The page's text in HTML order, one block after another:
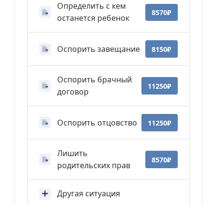
Определить с кем
останется ребенок
8570₽
Оспорить завещание 8150₽
Оспорить брачный
договор
11250₽
Оспорить отцовство 11250₽
Лишить
родительских прав
8570₽
Другая ситуация